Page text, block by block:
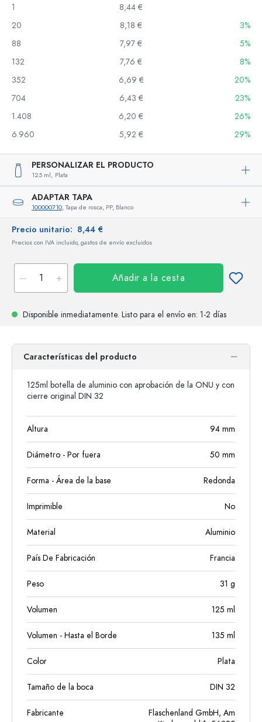
1
8,44 €
20
8,18 €
3%
88
7,97 €
5%
132
7,76 €
8%
352
6,69 €
20%
704
6,43 €
23%
1.408
6,20 €
26%
6.960
5,92 € 29%
PERSONALIZAR EL PRODUCTO
125 ml, Plata
ADAPTAR TAPA
100000710, Tapa de rosca, PP, Blanco
Precio unitario: 8,44 €
Precios con IVA incluido, gastos de envío excluidos
Añadir a la cesta
Disponible inmediatamente. Listo para el envío en: 1-2 días
Características del producto
125ml botella de aluminio con aprobación de la ONU y con
cierre original DIN 32
Altura 94 mm
Diámetro - Por fuera 50 mm
Forma - Área de la base Redonda
Imprimible No
Material Aluminio
País De Fabricación Francia
Peso 31 g
Volumen 125 ml
Volumen - Hasta el Borde 135 ml
Color Plata
Tamaño de la boca DIN 32
Fabricante
Flaschenland GmbH, Am